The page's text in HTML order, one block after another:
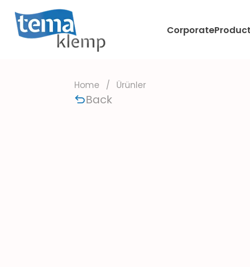
Corporate
Home / Ürünler
Back